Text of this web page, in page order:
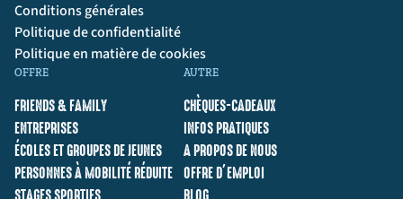
Conditions générales
Politique de confidentialité
Politique en matière de cookies
OFFRE
FRIENDS & FAMILY
ENTREPRISES
ÉCOLES ET GROUPES DE JEUNES
PERSONNES À MOBILITÉ RÉDUITE
AUTRE
CHÈQUES-CADEAUX
INFOS PRATIQUES
A PROPOS DE NOUS
OFFRE D’EMPLOI